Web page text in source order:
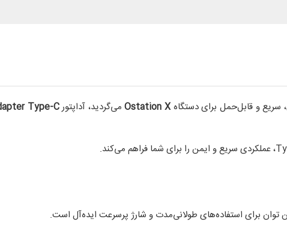
سریع و قابل‌حمل برای دستگاهOstation Xمی‌گردید، آداپتورType-C